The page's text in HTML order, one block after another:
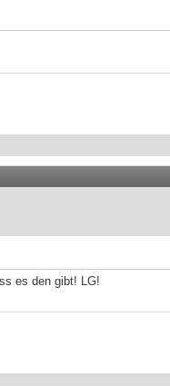
es den gibt! LG!